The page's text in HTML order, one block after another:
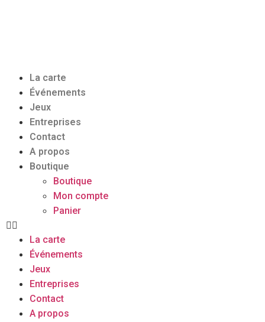
La carte
Événements
Jeux
Entreprises
Contact
A propos
Boutique
Boutique
Mon compte
Panier
La carte
Événements
Jeux
Entreprises
Contact
A propos